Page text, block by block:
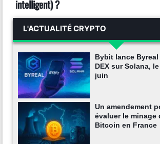
intelligent) ?
L'ACTUALITÉ CRYPTO
Bybit lance
DEX sur Solana,
juin
Un amendement
évaluer le minage
Bitcoin en France